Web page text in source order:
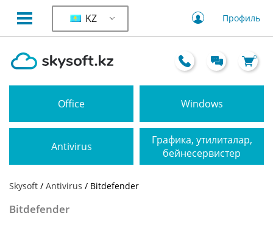
KZ Профиль
0
Office Windows
Antivirus
Графика, утилиталар,
бейнесервистер
Skysoft / Antivirus / Bitdefender
Bitdefender